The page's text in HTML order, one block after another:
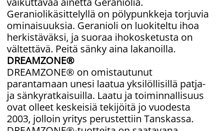
Geraniolikäsittelyllä on pölypunkkeja torjuvia
ominaisuuksia. Geranioli on luokiteltu ihoa
herkistäväksi, ja suoraa ihokosketusta on
vältettävä. Peitä sänky aina lakanoilla.
DREAMZONE®
DREAMZONE® on omistautunut
parantamaan unesi laatua yksilöllisillä patja-
ja sänkyratkaisuilla. Laatu ja toiminnallisuus
ovat olleet keskeisiä tekijöitä jo vuodesta
2003, jolloin yritys perustettiin Tanskassa.